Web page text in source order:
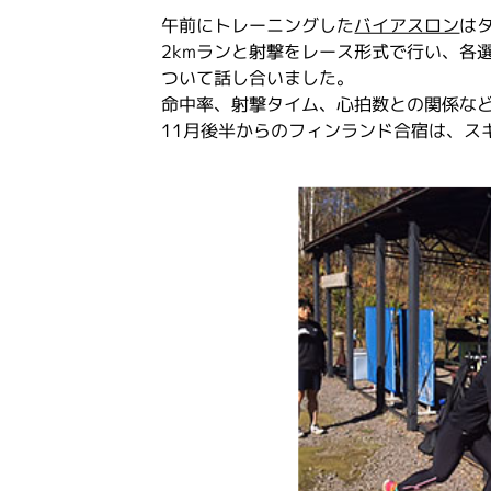
午前にトレーニングしたバイアスロンは
2kmランと射撃をレース形式で行い、各
ついて話し合いました。
命中率、射撃タイム、心拍数との関係な
11月後半からのフィンランド合宿は、